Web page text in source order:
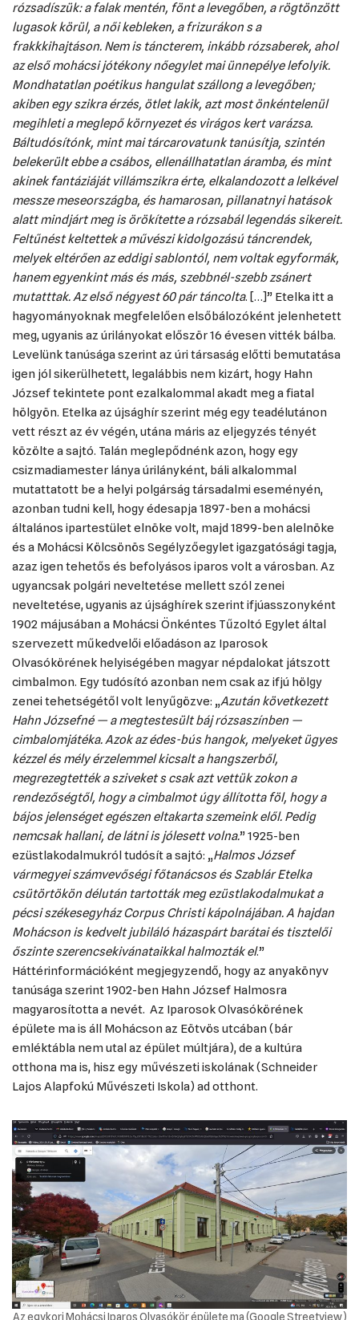
rózsadíszük: a falak mentén, fönt a levegőben, a rögtönzött
lugasok körül, a női kebleken, a frizurákon s a
frakkkihajtáson. Nem is táncterem, inkább rózsaberek, ahol
az első mohácsi jótékony nőegylet mai ünnepélye lefolyik.
Mondhatatlan poétikus hangulat szállong a levegőben;
akiben egy szikra érzés, ötlet lakik, azt most önkéntelenül
megihleti a meglepő környezet és virágos kert varázsa.
Báltudósítónk, mint mai tárcarovatunk tanúsítja, szintén
belekerült ebbe a csábos, ellenállhatatlan áramba, és mint
akinek fantáziáját villámszikra érte, elkalandozott a lelkével
messze meseországba, és hamarosan, pillanatnyi hatások
alatt mindjárt meg is örökítette a rózsabál legendás sikereit.
Feltűnést keltettek a művészi kidolgozású táncrendek,
melyek eltérően az eddigi sablontól, nem voltak egyformák,
hanem egyenkint más és más, szebbnél-szebb zsánert
mutatttak. Az első négyest 60 pár táncolta. […]” Etelka itt a
hagyományoknak megfelelően elsőbálozóként jelenhetett
meg, ugyanis az úrilányokat először 16 évesen vitték bálba.
Levelünk tanúsága szerint az úri társaság előtti bemutatása
igen jól sikerülhetett, legalábbis nem kizárt, hogy Hahn
József tekintete pont ezalkalommal akadt meg a fiatal
hölgyön. Etelka az újsághír szerint még egy teadélutánon
vett részt az év végén, utána máris az eljegyzés tényét
közölte a sajtó. Talán meglepődnénk azon, hogy egy
csizmadiamester lánya úrilányként, báli alkalommal
mutattatott be a helyi polgárság társadalmi eseményén,
azonban tudni kell, hogy édesapja 1897-ben a mohácsi
általános ipartestület elnöke volt, majd 1899-ben alelnöke
és a Mohácsi Kölcsönös Segélyzőegylet igazgatósági tagja,
azaz igen tehetős és befolyásos iparos volt a városban. Az
ugyancsak polgári neveltetése mellett szól zenei
neveltetése, ugyanis az újsághírek szerint ifjúasszonyként
1902 májusában a Mohácsi Önkéntes Tűzoltó Egylet által
szervezett műkedvelői előadáson az Iparosok
Olvasókörének helyiségében magyar népdalokat játszott
cimbalmon. Egy tudósító azonban nem csak az ifjú hölgy
zenei tehetségétől volt lenyűgözve: „Azután következett
Hahn Józsefné — a megtestesült báj rózsaszínben —
cimbalomjátéka. Azok az édes-bús hangok, melyeket ügyes
kézzel és mély érzelemmel kicsalt a hangszerből,
megrezegtették a sziveket s csak azt vettük zokon a
rendezőségtől, hogy a cimbalmot úgy állította föl, hogy a
bájos jelenséget egészen eltakarta szemeink elől. Pedig
nemcsak hallani, de látni is jólesett volna.” 1925-ben
ezüstlakodalmukról tudósít a sajtó: „Halmos József
vármegyei számvevőségi főtanácsos és Szablár Etelka
csütörtökön délután tartották meg ezüstlakodalmukat a
pécsi székesegyház Corpus Christi kápolnájában. A hajdan
Mohácson is kedvelt jubiláló házaspárt barátai és tisztelői
őszinte szerencsekivánataikkal halmozták el.”
Háttérinformációként megjegyzendő, hogy az anyakönyv
tanúsága szerint 1902-ben Hahn József Halmosra
magyarosította a nevét. Az Iparosok Olvasókörének
épülete ma is áll Mohácson az Eötvös utcában (bár
emléktábla nem utal az épület múltjára), de a kultúra
otthona ma is, hisz egy művészeti iskolának (Schneider
Lajos Alapfokú Művészeti Iskola) ad otthont.
Az egykori Mohácsi Iparos Olvasókör épülete ma (Google Streetview)